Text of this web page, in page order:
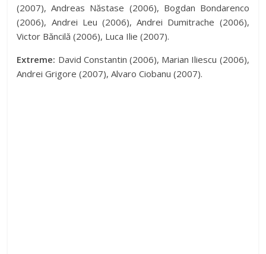
(2007), Andreas Năstase (2006), Bogdan Bondarenco
(2006), Andrei Leu (2006), Andrei Dumitrache (2006),
Victor Băncilă (2006), Luca Ilie (2007).
Extreme: David Constantin (2006), Marian Iliescu (2006),
Andrei Grigore (2007), Alvaro Ciobanu (2007).